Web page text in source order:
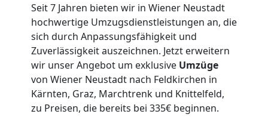
Seit 7 Jahren bieten wir in Wiener Neustadt
hochwertige Umzugsdienstleistungen an, die
sich durch Anpassungsfähigkeit und
Zuverlässigkeit auszeichnen. Jetzt erweitern
wir unser Angebot um exklusive Umzüge
von Wiener Neustadt nach Feldkirchen in
Kärnten, Graz, Marchtrenk und Knittelfeld,
zu Preisen, die bereits bei 335€ beginnen.